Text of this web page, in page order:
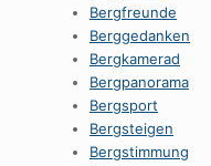
Bergfreunde
Berggedanken
Bergkamerad
Bergpanorama
Bergsport
Bergsteigen
Bergstimmung